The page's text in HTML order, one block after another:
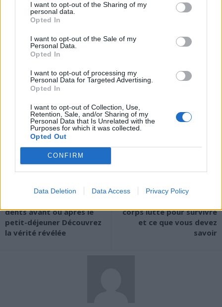
I want to opt-out of the Sharing of my
personal data.
Opted In
I want to opt-out of the Sale of my
Personal Data.
Opted In
I want to opt-out of processing my
Personal Data for Targeted Advertising.
Opted In
I want to opt-out of Collection, Use,
Retention, Sale, and/or Sharing of my
Personal Data that Is Unrelated with the
Purposes for which it was collected.
Opted Out
CONFIRM
Data Deletion Data Access Privacy Policy
Faut-il marcher ou se reposer en cas de
Il ne faut pas rester inactif. La marche est recommandée car elle
diminue la douleur. Elle permet aussi de relâcher les tensions et
d’assouplir les muscles du dos, du bassin et des jambes.
consulter un médecin.
Article précédent
dents avant ou après le
petit-déjeuner Découvrez
la vérité révélée
Article suivant
corps lutte pour survivre
et ce que vous devez
savoir